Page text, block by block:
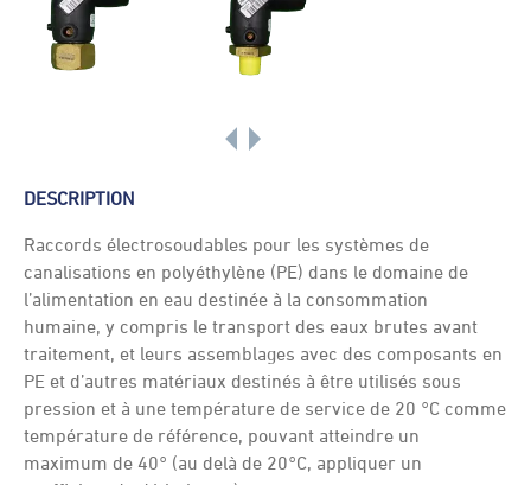
DESCRIPTION
Raccords électrosoudables pour les systèmes de
canalisations en polyéthylène (PE) dans le domaine de
l’alimentation en eau destinée à la consommation
humaine, y compris le transport des eaux brutes avant
traitement, et leurs assemblages avec des composants en
PE et d’autres matériaux destinés à être utilisés sous
pression et à une température de service de 20 °C comme
température de référence, pouvant atteindre un
maximum de 40° (au delà de 20°C, appliquer un